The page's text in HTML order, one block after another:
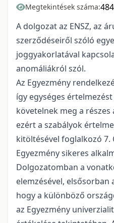
Megtekintések száma:484
A dolgozat az ENSZ, az
szerződéseiről szóló
joggyakorlatával
anomáliákról szól.
Az Egyezmény
így egységes
követelnek meg a
ezért a szabályok
kitöltésével foglalkozó 7.
Egyezmény sikeres
Dolgozatomban a
elemzésével, elsősorban
hogy a különböző
az Egyezmény